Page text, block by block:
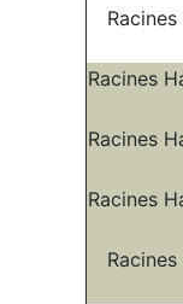
Racines
Racines
Racines